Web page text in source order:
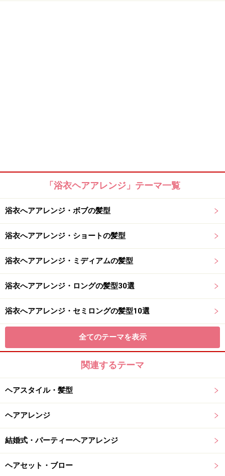
「浴衣ヘアアレンジ」テーマ一覧
浴衣へアアレンジ・ボブの髪型
浴衣へアアレンジ・ショートの髪型
浴衣ヘアアレンジ・ミディアムの髪型
浴衣へアアレンジ・ロングの髪型30選
浴衣へアアレンジ・セミロングの髪型10選
全てのテーマを表示
関連するテーマ
ヘアスタイル・髪型
ヘアアレンジ
結婚式・パーティーヘアアレンジ
ヘアセット・ブロー